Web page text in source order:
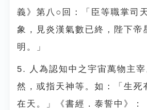
義》第八○回：「臣等職掌司
象，見炎漢氣數已終，陛下帝
明。」
5. 人為認知中之宇宙萬物主宰
然，或指天神等。如：「生死
在天。」《書經．泰誓中》：